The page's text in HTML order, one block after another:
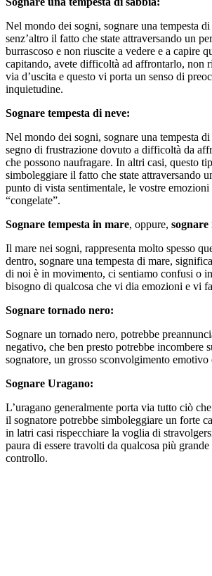
Nel mondo dei sogni, sognare una tempesta
senz’altro il fatto che state attraversando un
burrascoso e non riuscite a vedere e a capire
capitando, avete difficoltà ad affrontarlo, non
via d’uscita e questo vi porta un senso di
inquietudine.
Sognare tempesta di neve:
Nel mondo dei sogni, sognare una tempesta di
segno di frustrazione dovuto a difficoltà da
che possono naufragare. In altri casi, questo
simboleggiare il fatto che state attraversando
punto di vista sentimentale, le vostre
“congelate”.
Sognare tempesta in mare, oppure, sognare
Il mare nei sogni, rappresenta molto spesso
dentro, sognare una tempesta di mare,
di noi è in movimento, ci sentiamo confusi o
bisogno di qualcosa che vi dia emozioni e vi
Sognare tornado nero:
Sognare un tornado nero, potrebbe
negativo, che ben presto potrebbe incombere
sognatore, un grosso sconvolgimento emotivo
Sognare Uragano:
L’uragano generalmente porta via tutto ciò
il sognatore potrebbe simboleggiare un forte
in latri casi rispecchiare la voglia di
paura di essere travolti da qualcosa più
controllo.